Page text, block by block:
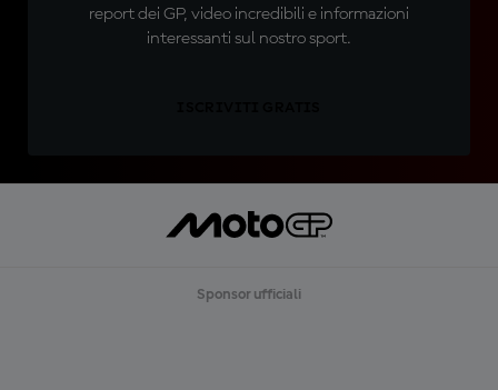
report dei GP, video incredibili e informazioni
interessanti sul nostro sport.
Sponsor ufficiali